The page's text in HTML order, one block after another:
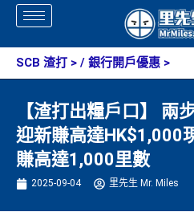
Skip
content
SCB 渣打 > / 銀行開戶優惠 >
【渣打出糧戶口】 兩
迎新賺高達HK$1,000
賺高達1,000里數
2025-09-04 里先生 Mr. Miles